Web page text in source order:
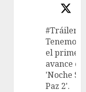
#Tráiler
Tenemos
el primer
avance de
'Noche
Paz 2'.